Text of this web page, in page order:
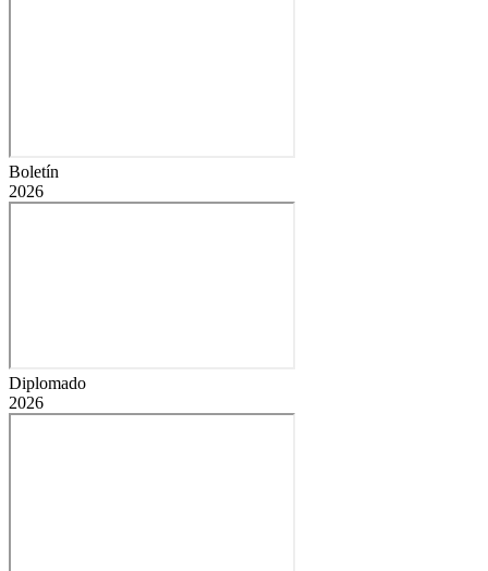
Boletín
2026
Diplomado
2026